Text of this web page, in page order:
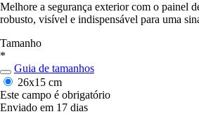
Melhore a segurança exterior com o painel
robusto, visível e indispensável para uma
Tamanho
*
Guia de tamanhos
26x15 cm
Este campo é obrigatório
Enviado em 17 dias